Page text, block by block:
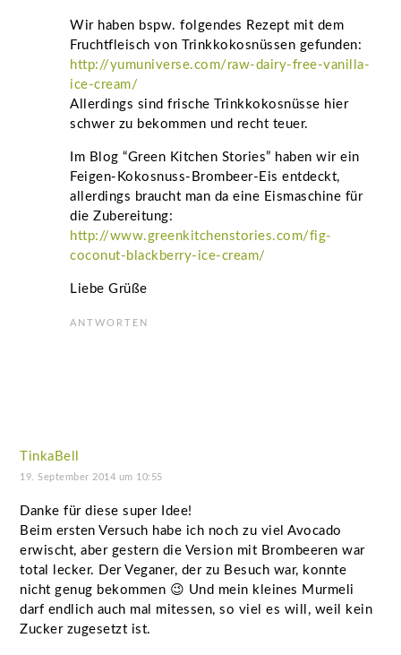
Wir haben bspw. folgendes Rezept mit dem
Fruchtfleisch von Trinkkokosnüssen gefunden:
http://yumuniverse.com/raw-dairy-free-vanilla-
ice-cream/
Allerdings sind frische Trinkkokosnüsse hier
schwer zu bekommen und recht teuer.
Im Blog “Green Kitchen Stories” haben wir ein
Feigen-Kokosnuss-Brombeer-Eis entdeckt,
allerdings braucht man da eine Eismaschine für
die Zubereitung:
http://www.greenkitchenstories.com/fig-
coconut-blackberry-ice-cream/
Liebe Grüße
ANTWORTEN
TinkaBell
19. September 2014 um 10:55
Danke für diese super Idee!
Beim ersten Versuch habe ich noch zu viel Avocado
erwischt, aber gestern die Version mit Brombeeren war
total lecker. Der Veganer, der zu Besuch war, konnte
nicht genug bekommen 😉 Und mein kleines Murmeli
darf endlich auch mal mitessen, so viel es will, weil kein
Zucker zugesetzt ist.